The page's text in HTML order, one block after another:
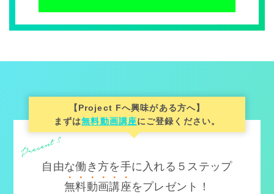
【Project Fへ興味がある方へ】
まずは無料動画講座にご登録ください。
自由な働き方を手に入れる５ステップ
無料動画講座をプレゼント！